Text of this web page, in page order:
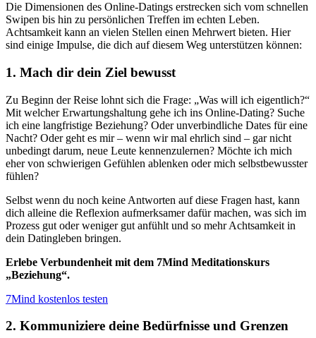
Die Dimensionen des Online-Datings erstrecken sich vom schnellen
Swipen bis hin zu persönlichen Treffen im echten Leben.
Achtsamkeit kann an vielen Stellen einen Mehrwert bieten. Hier
sind einige Impulse, die dich auf diesem Weg unterstützen können:
1. Mach dir dein Ziel bewusst
Zu Beginn der Reise lohnt sich die Frage: „Was will ich eigentlich?“
Mit welcher Erwartungshaltung gehe ich ins Online-Dating? Suche
ich eine langfristige Beziehung? Oder unverbindliche Dates für eine
Nacht? Oder geht es mir – wenn wir mal ehrlich sind – gar nicht
unbedingt darum, neue Leute kennenzulernen? Möchte ich mich
eher von schwierigen Gefühlen ablenken oder mich selbstbewusster
fühlen?
Selbst wenn du noch keine Antworten auf diese Fragen hast, kann
dich alleine die Reflexion aufmerksamer dafür machen, was sich im
Prozess gut oder weniger gut anfühlt und so mehr Achtsamkeit in
dein Datingleben bringen.
Erlebe Verbundenheit mit dem 7Mind Meditationskurs
„Beziehung“.
7Mind kostenlos testen
2. Kommuniziere deine Bedürfnisse und Grenzen